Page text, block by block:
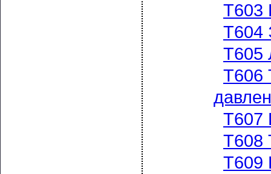
Т603
Т604
Т605
Т606
Т607
Т608
Т609